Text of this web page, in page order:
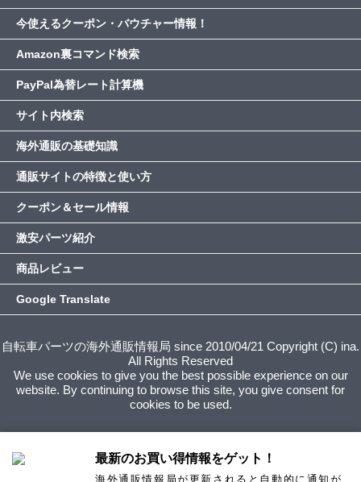
今使えるクーポン・バウチャー情報！
Amazon裏コマンド検索
PayPal為替レート計算機
サイト内検索
海外通販の基礎知識
通販サイトの特徴と使い方
クーポン＆セール情報
激安パーツ紹介
商品レビュー
Google Translate
自転車パーツの海外通販情報局 since 2010/04/21 Copyright (C) ina.
All Rights Reserved
We use cookies to give you the best possible experience on our
website. By continuing to browse this site, you give consent for
cookies to be used.
最新のお買い得情報をゲット！
海外通販情報局が更新されると自動的に通知が